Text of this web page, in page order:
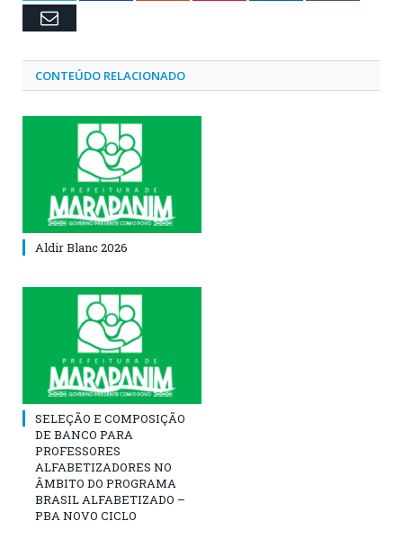
Email
CONTEÚDO RELACIONADO
Aldir Blanc 2026
SELEÇÃO E COMPOSIÇÃO
DE BANCO PARA
PROFESSORES
ALFABETIZADORES NO
ÂMBITO DO PROGRAMA
BRASIL ALFABETIZADO –
PBA NOVO CICLO